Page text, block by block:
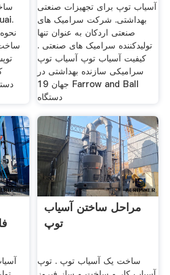
آسیاب توپ برای تجهیزات صنعتی
بهداشتی. شرکت سرامیک های
صنعتی اردکان به عنوان تنها
تولیدکننده سرامیک های صنعتی .
کیفیت آسیاب توپ آسیاب توپ
سرامیکی سازنده بهداشتی در
جهان 19 Farrow and Ball
دستگاه
مراحل ساختن آسیاب
توپ
ساخت یک آسیاب توپ . توپ